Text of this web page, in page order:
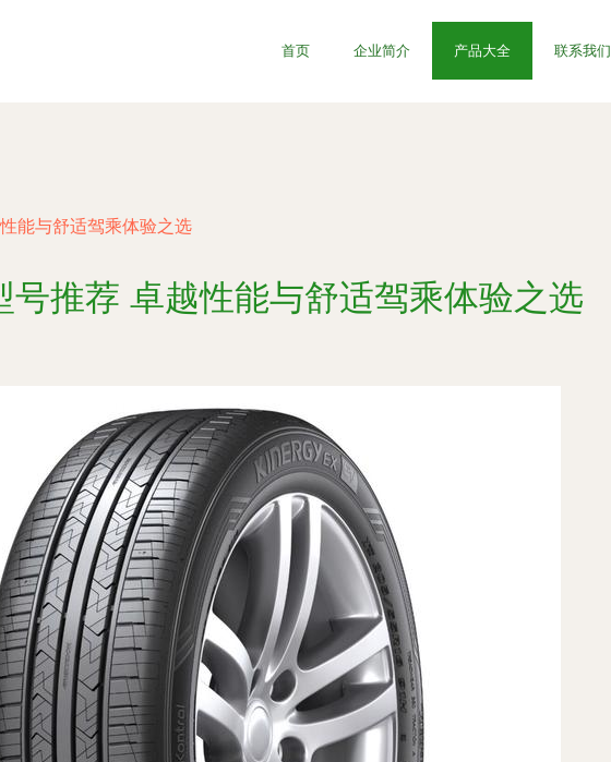
首页 企业简介 产品大全 联系我们
能与舒适驾乘体验之选
号推荐 卓越性能与舒适驾乘体验之选